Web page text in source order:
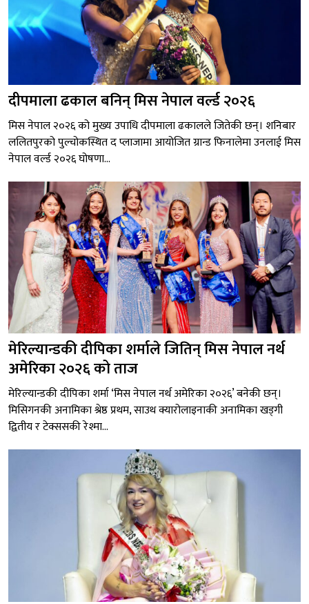
दीपमाला ढकाल बनिन् मिस नेपाल वर्ल्ड २०२६
मिस नेपाल २०२६ को मुख्य उपाधि दीपमाला ढकालले जितेकी छन्। शनिबार
ललितपुरको पुल्चोकस्थित द प्लाजामा आयोजित ग्रान्ड फिनालेमा उनलाई मिस
नेपाल वर्ल्ड २०२६ घोषणा...
मेरिल्यान्डकी दीपिका शर्माले जितिन् मिस नेपाल नर्थ
अमेरिका २०२६ को ताज
मेरिल्यान्डकी दीपिका शर्मा ‘मिस नेपाल नर्थ अमेरिका २०२६’ बनेकी छन्।
मिसिगनकी अनामिका श्रेष्ठ प्रथम, साउथ क्यारोलाइनाकी अनामिका खड्गी
द्वितीय र टेक्ससकी रेश्मा...